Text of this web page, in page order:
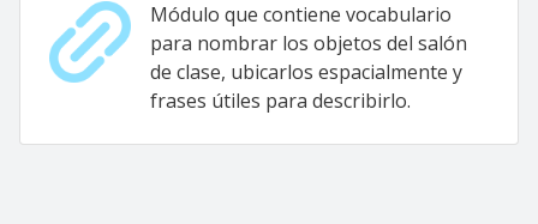
Módulo que contiene vocabulario
para nombrar los objetos del salón
de clase, ubicarlos espacialmente y
frases útiles para describirlo.